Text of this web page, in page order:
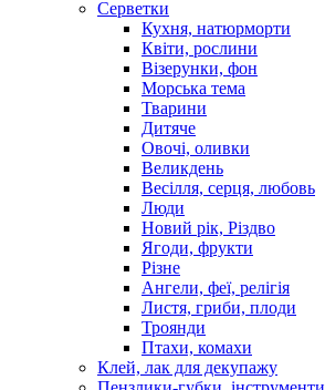
Серветки
Кухня, натюрморти
Квіти, рослини
Візерунки, фон
Морська тема
Тварини
Дитяче
Овочі, оливки
Великдень
Весілля, серця, любовь
Люди
Новий рік, Різдво
Ягоди, фрукти
Різне
Ангели, феї, релігія
Листя, гриби, плоди
Троянди
Птахи, комахи
Клей, лак для декупажу